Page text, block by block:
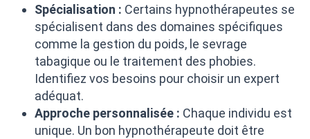
Spécialisation : Certains hypnothérapeutes se
spécialisent dans des domaines spécifiques
comme la gestion du poids, le sevrage
tabagique ou le traitement des phobies.
Identifiez vos besoins pour choisir un expert
adéquat.
Approche personnalisée : Chaque individu est
unique. Un bon hypnothérapeute doit être